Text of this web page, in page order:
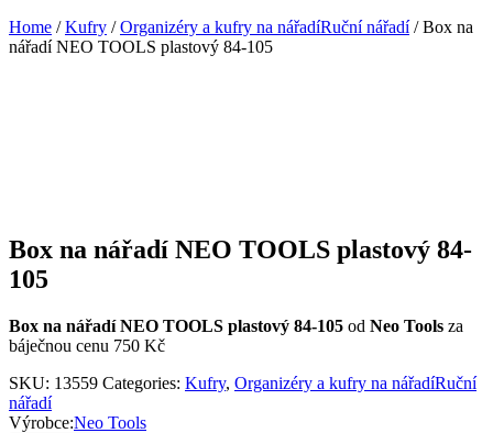
Home /Kufry /Organizéry a kufry na nářadíRuční nářadí/ Box na
nářadí NEO TOOLS plastový 84-105
Box na nářadí NEO TOOLS plastový 84-
105
Box na nářadí NEO TOOLS plastový 84-105 od Neo Tools za
báječnou cenu 750 Kč
SKU: 13559 Categories: Kufry, Organizéry a kufry na nářadíRuční
nářadí
Výrobce:Neo Tools